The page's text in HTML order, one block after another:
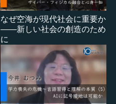
なぜ空海が現代社会に重要か
――新しい社会の創造のため
に